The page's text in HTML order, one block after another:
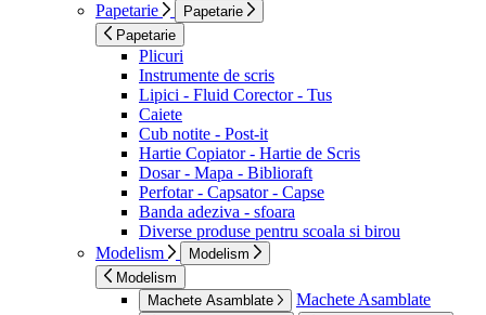
Papetarie
Papetarie
Papetarie
Plicuri
Instrumente de scris
Lipici - Fluid Corector - Tus
Caiete
Cub notite - Post-it
Hartie Copiator - Hartie de Scris
Dosar - Mapa - Biblioraft
Perfotar - Capsator - Capse
Banda adeziva - sfoara
Diverse produse pentru scoala si birou
Modelism
Modelism
Modelism
Machete Asamblate
Machete Asamblate